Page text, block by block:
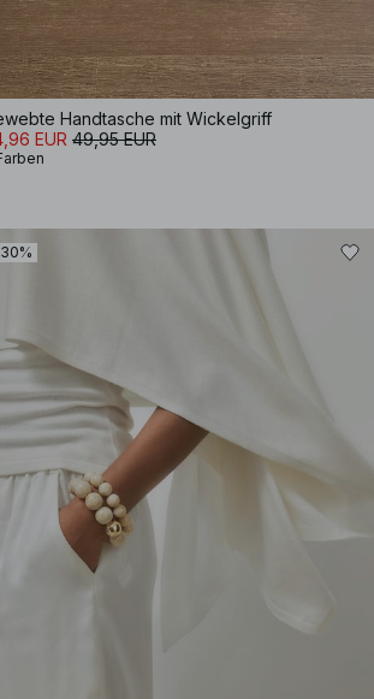
Handtasche mit Wickelgriff
EUR 49,95 EUR